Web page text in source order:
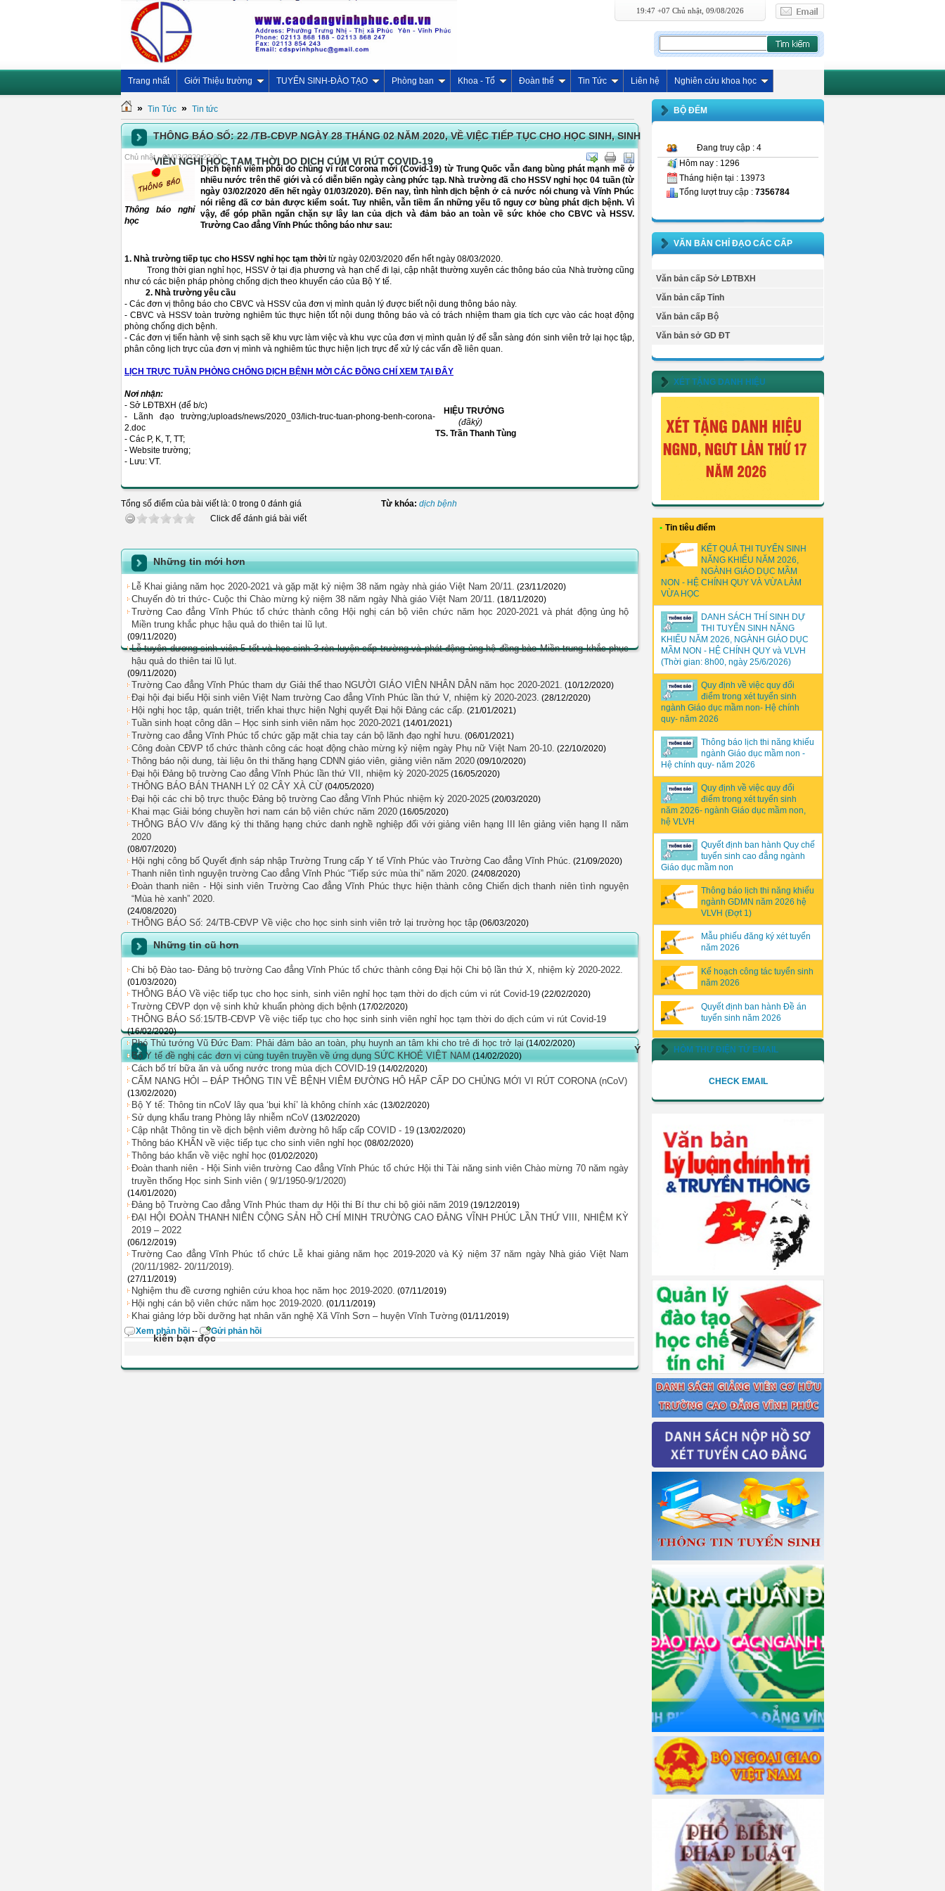
19:47 +07 Chủ nhật, 09/08/2026
Trang nhất Giới Thiệu trường TUYỂN SINH-ĐÀO TẠO Phòng ban Khoa - Tổ Đoàn thể Tin Tức Liên hệ Nghiên cứu khoa học
» Tin Tức » Tin tức
THÔNG BÁO SỐ: 22 /TB-CĐVP NGÀY 28 THÁNG 02 NĂM 2020, VỀ VIỆC TIẾP TỤC CHO HỌC SINH, SINH
VIÊN NGHỈ HỌC TẠM THỜI DO DỊCH CÚM VI RÚT COVID-19
Chủ nhật - 01/03/2020 22:00
Thông báo nghỉ
học
Dịch bệnh viêm phổi do chủng vi rút Corona mới (Covid-19) từ Trung Quốc vẫn đang bùng phát mạnh mẽ ở
nhiều nước trên thế giới và có diễn biến ngày càng phức tạp. Nhà trường đã cho HSSV nghỉ học 04 tuần (từ
ngày 03/02/2020 đến hết ngày 01/03/2020). Đến nay, tình hình dịch bệnh ở cả nước nói chung và Vĩnh Phúc
nói riêng đã cơ bản được kiểm soát. Tuy nhiên, vẫn tiềm ẩn những yếu tố nguy cơ bùng phát dịch bệnh. Vì
vậy, để góp phần ngăn chặn sự lây lan của dịch và đảm bảo an toàn về sức khỏe cho CBVC và HSSV.
Trường Cao đẳng Vĩnh Phúc thông báo như sau:
1. Nhà trường tiếp tục cho HSSV nghỉ học tạm thời từ ngày 02/03/2020 đến hết ngày 08/03/2020.
Trong thời gian nghỉ học, HSSV ở tại địa phương và hạn chế đi lại, cập nhật thường xuyên các thông báo của Nhà trường cũng
như có các biện pháp phòng chống dịch theo khuyến cáo của Bộ Y tế.
2. Nhà trường yêu cầu
- Các đơn vị thông báo cho CBVC và HSSV của đơn vị mình quản lý được biết nội dung thông báo này.
- CBVC và HSSV toàn trường nghiêm túc thực hiện tốt nội dung thông báo và có trách nhiệm tham gia tích cực vào các hoạt động
phòng chống dịch bệnh.
- Các đơn vị tiến hành vệ sinh sạch sẽ khu vực làm việc và khu vực của đơn vị mình quản lý để sẵn sàng đón sinh viên trở lại học tập,
phân công lịch trực của đơn vị mình và nghiêm túc thực hiện lịch trực để xử lý các vấn đề liên quan.
LỊCH TRỰC TUẦN PHÒNG CHỐNG DỊCH BỆNH MỜI CÁC ĐỒNG CHÍ XEM TẠI ĐÂY
Nơi nhận:
- Sở LĐTBXH (để b/c)
- Lãnh đạo trường;/uploads/news/2020_03/lich-truc-tuan-phong-benh-corona-
2.doc
- Các P, K, T, TT;
- Website trường;
- Lưu: VT.
HIỆU TRƯỞNG
(đãký)
TS. Trần Thanh Tùng
Tổng số điểm của bài viết là: 0 trong 0 đánh giá
Click để đánh giá bài viết
Từ khóa: dịch bệnh
Những tin mới hơn
Lễ Khai giảng năm học 2020-2021 và gặp mặt kỷ niệm 38 năm ngày nhà giáo Việt Nam 20/11. (23/11/2020)
Chuyến đò tri thức- Cuộc thi Chào mừng kỷ niệm 38 năm ngày Nhà giáo Việt Nam 20/11. (18/11/2020)
Trường Cao đẳng Vĩnh Phúc tổ chức thành công Hội nghị cán bộ viên chức năm học 2020-2021 và phát động ủng hộ
Miền trung khắc phục hậu quả do thiên tai lũ lụt.
(09/11/2020)
Lễ tuyên dương sinh viên 5 tốt và học sinh 3 rèn luyện cấp trường và phát động ủng hộ đồng bào Miền trung khắc phục
hậu quả do thiên tai lũ lụt.
(09/11/2020)
Trường Cao đẳng Vĩnh Phúc tham dự Giải thể thao NGƯỜI GIÁO VIÊN NHÂN DÂN năm học 2020-2021. (10/12/2020)
Đại hội đại biểu Hội sinh viên Việt Nam trường Cao đẳng Vĩnh Phúc lần thứ V, nhiệm kỳ 2020-2023. (28/12/2020)
Hội nghị học tập, quán triệt, triển khai thực hiện Nghị quyết Đại hội Đảng các cấp. (21/01/2021)
Tuần sinh hoạt công dân – Học sinh sinh viên năm học 2020-2021 (14/01/2021)
Trường cao đẳng Vĩnh Phúc tổ chức gặp mặt chia tay cán bộ lãnh đạo nghỉ hưu. (06/01/2021)
Công đoàn CĐVP tổ chức thành công các hoạt động chào mừng kỷ niệm ngày Phụ nữ Việt Nam 20-10. (22/10/2020)
Thông báo nội dung, tài liệu ôn thi thăng hạng CDNN giáo viên, giảng viên năm 2020 (09/10/2020)
Đại hội Đảng bộ trường Cao đẳng Vĩnh Phúc lần thứ VII, nhiệm kỳ 2020-2025 (16/05/2020)
THÔNG BÁO BÁN THANH LÝ 02 CÂY XÀ CỪ (04/05/2020)
Đại hội các chi bộ trực thuộc Đảng bộ trường Cao đẳng Vĩnh Phúc nhiệm kỳ 2020-2025 (20/03/2020)
Khai mạc Giải bóng chuyền hơi nam cán bộ viên chức năm 2020 (16/05/2020)
THÔNG BÁO V/v đăng ký thi thăng hạng chức danh nghề nghiệp đối với giảng viên hạng III lên giảng viên hạng II năm
2020
(08/07/2020)
Hội nghị công bố Quyết định sáp nhập Trường Trung cấp Y tế Vĩnh Phúc vào Trường Cao đẳng Vĩnh Phúc. (21/09/2020)
Thanh niên tình nguyện trường Cao đẳng Vĩnh Phúc “Tiếp sức mùa thi” năm 2020. (24/08/2020)
Đoàn thanh niên - Hội sinh viên Trường Cao đẳng Vĩnh Phúc thực hiện thành công Chiến dịch thanh niên tình nguyện
“Mùa hè xanh” 2020.
(24/08/2020)
THÔNG BÁO Số: 24/TB-CĐVP Về việc cho học sinh sinh viên trở lại trường học tập (06/03/2020)
Những tin cũ hơn
Chi bộ Đào tao- Đảng bộ trường Cao đẳng Vĩnh Phúc tổ chức thành công Đại hội Chi bộ lần thứ X, nhiệm kỳ 2020-2022.
(01/03/2020)
THÔNG BÁO Về việc tiếp tục cho học sinh, sinh viên nghỉ học tạm thời do dịch cúm vi rút Covid-19 (22/02/2020)
Trường CĐVP dọn vệ sinh khử khuẩn phòng dịch bệnh (17/02/2020)
THÔNG BÁO Số:15/TB-CĐVP Về việc tiếp tục cho học sinh sinh viên nghỉ học tạm thời do dịch cúm vi rút Covid-19
(16/02/2020)
Phó Thủ tướng Vũ Đức Đam: Phải đảm bảo an toàn, phụ huynh an tâm khi cho trẻ đi học trở lại (14/02/2020)
Bộ Y tế đề nghị các đơn vị cùng tuyên truyền về ứng dụng SỨC KHOẺ VIỆT NAM (14/02/2020)
Cách bố trí bữa ăn và uống nước trong mùa dịch COVID-19 (14/02/2020)
CẨM NANG HỎI – ĐÁP THÔNG TIN VỀ BỆNH VIÊM ĐƯỜNG HÔ HẤP CẤP DO CHỦNG MỚI VI RÚT CORONA (nCoV)
(13/02/2020)
Bộ Y tế: Thông tin nCoV lây qua ‘bụi khí’ là không chính xác (13/02/2020)
Sử dụng khẩu trang Phòng lây nhiễm nCoV (13/02/2020)
Cập nhật Thông tin về dịch bệnh viêm đường hô hấp cấp COVID - 19 (13/02/2020)
Thông báo KHẨN về việc tiếp tục cho sinh viên nghỉ học (08/02/2020)
Thông báo khẩn về việc nghỉ học (01/02/2020)
Đoàn thanh niên - Hội Sinh viên trường Cao đẳng Vĩnh Phúc tổ chức Hội thi Tài năng sinh viên Chào mừng 70 năm ngày
truyền thống Học sinh Sinh viên ( 9/1/1950-9/1/2020)
(14/01/2020)
Đảng bộ Trường Cao đẳng Vĩnh Phúc tham dự Hội thi Bí thư chi bộ giỏi năm 2019 (19/12/2019)
ĐẠI HỘI ĐOÀN THANH NIÊN CỘNG SẢN HỒ CHÍ MINH TRƯỜNG CAO ĐẲNG VĨNH PHÚC LẦN THỨ VIII, NHIỆM KỲ
2019 – 2022
(06/12/2019)
Trường Cao đẳng Vĩnh Phúc tổ chức Lễ khai giảng năm học 2019-2020 và Kỷ niệm 37 năm ngày Nhà giáo Việt Nam
(20/11/1982- 20/11/2019).
(27/11/2019)
Nghiệm thu đề cương nghiên cứu khoa học năm học 2019-2020. (07/11/2019)
Hội nghị cán bộ viên chức năm học 2019-2020. (01/11/2019)
Khai giảng lớp bồi dưỡng hạt nhân văn nghệ Xã Vĩnh Sơn – huyện Vĩnh Tường (01/11/2019)
Ý
kiến bạn đọc
Xem phản hồi -- Gửi phản hồi
BỘ ĐẾM
Đang truy cập : 4
Hôm nay : 1296
Tháng hiện tại : 13973
Tổng lượt truy cập : 7356784
VĂN BẢN CHỈ ĐẠO CÁC CẤP
Văn bản cấp Sở LĐTBXH
Văn bản cấp Tỉnh
Văn bản cấp Bộ
Văn bản sở GD ĐT
XÉT TẶNG DANH HIỆU
• Tin tiêu điểm
KẾT QUẢ THI TUYỂN SINH
NĂNG KHIẾU NĂM 2026,
NGÀNH GIÁO DỤC MẦM
NON - HỆ CHÍNH QUY VÀ VỪA LÀM
VỪA HỌC
DANH SÁCH THÍ SINH DỰ
THI TUYỂN SINH NĂNG
KHIẾU NĂM 2026, NGÀNH GIÁO DỤC
MẦM NON - HỆ CHÍNH QUY và VLVH
(Thời gian: 8h00, ngày 25/6/2026)
Quy định về việc quy đổi
điểm trong xét tuyển sinh
ngành Giáo dục mầm non- Hệ chính
quy- năm 2026
Thông báo lịch thi năng khiếu
ngành Giáo dục mầm non -
Hệ chính quy- năm 2026
Quy định về việc quy đổi
điểm trong xét tuyển sinh
năm 2026- ngành Giáo dục mầm non,
hệ VLVH
Quyết định ban hành Quy chế
tuyển sinh cao đẳng ngành
Giáo dục mầm non
Thông báo lịch thi năng khiếu
ngành GDMN năm 2026 hệ
VLVH (Đợt 1)
Mẫu phiếu đăng ký xét tuyển
năm 2026
Kế hoạch công tác tuyển sinh
năm 2026
Quyết định ban hành Đề án
tuyển sinh năm 2026
HÒM THƯ ĐIỆN TỬ EMAIL
CHECK EMAIL